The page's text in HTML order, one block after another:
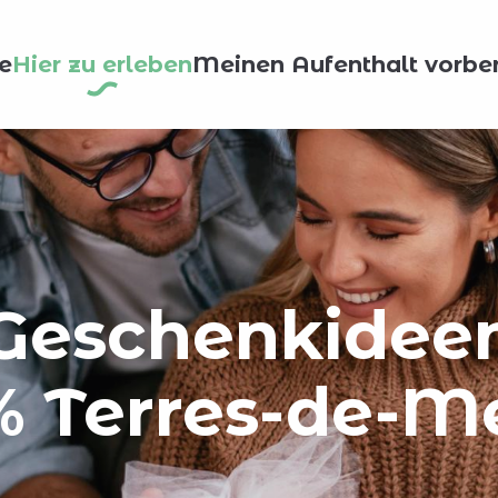
Hier zu erlebenMeinen Aufenthalt
Terres-de-